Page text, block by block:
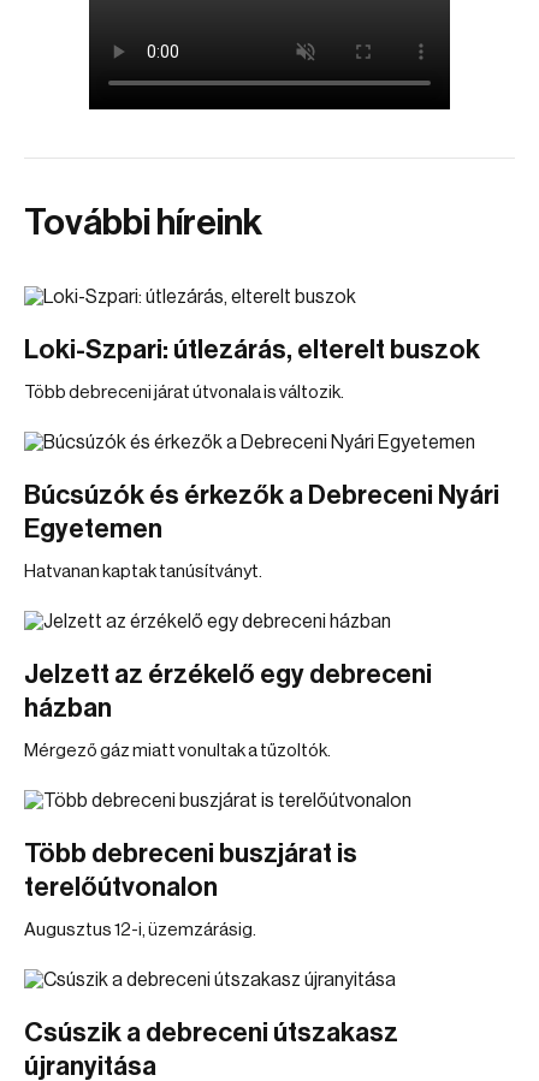
További híreink
Loki-Szpari: útlezárás, elterelt buszok
Több debreceni járat útvonala is változik.
Búcsúzók és érkezők a Debreceni Nyári
Egyetemen
Hatvanan kaptak tanúsítványt.
Jelzett az érzékelő egy debreceni
házban
Mérgező gáz miatt vonultak a tűzoltók.
Több debreceni buszjárat is
terelőútvonalon
Augusztus 12-i, üzemzárásig.
Csúszik a debreceni útszakasz
újranyitása